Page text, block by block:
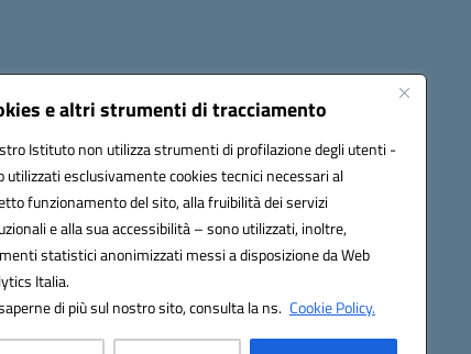
e altri strumenti di tracciamento
Istituto non utilizza strumenti di profilazione degli utenti -
utilizzati esclusivamente cookies tecnici necessari al
funzionamento del sito, alla fruibilità dei servizi
e alla sua accessibilità – sono utilizzati, inoltre,
statistici anonimizzati messi a disposizione da Web
Italia.
di più sul nostro sito, consulta la ns. Cookie Policy.
Seguici su: